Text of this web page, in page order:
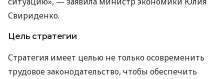
Свириденко.
Цель стратегии
Стратегия имеет целью не только осовременить
трудовое законодательство, чтобы обеспечить